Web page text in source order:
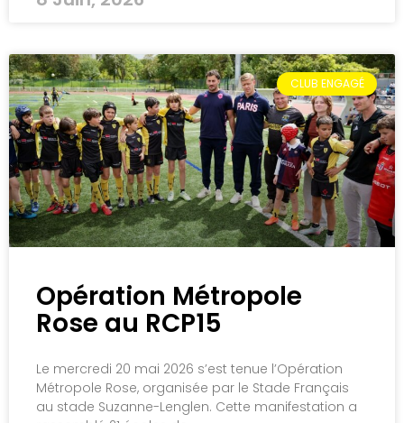
CLUB ENGAGÉ
Opération Métropole
Rose au RCP15
Le mercredi 20 mai 2026 s’est tenue l’Opération
Métropole Rose, organisée par le Stade Français
au stade Suzanne-Lenglen. Cette manifestation a